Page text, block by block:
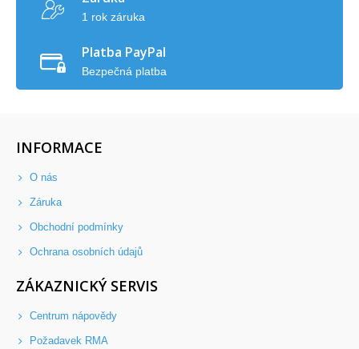
1 rok záruka
Platba PayPal
Bezpečná platba
INFORMACE
O nás
Záruka
Obchodní podmínky
Ochrana osobních údajů
ZÁKAZNICKÝ SERVIS
Centrum nápovědy
Požadavek RMA